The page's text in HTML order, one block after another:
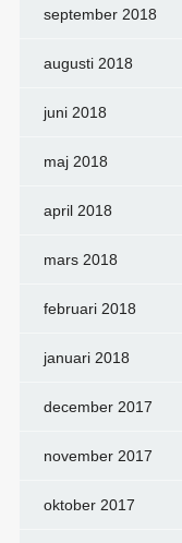
september 2018
augusti 2018
juni 2018
maj 2018
april 2018
mars 2018
februari 2018
januari 2018
december 2017
november 2017
oktober 2017